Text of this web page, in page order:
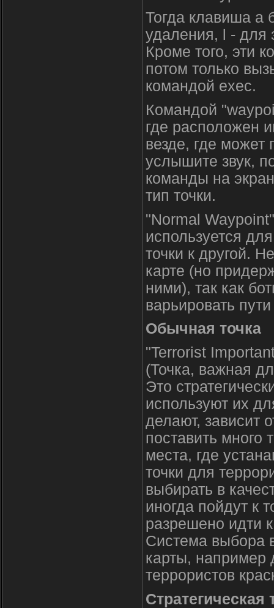
Тогда клавиша a
удаления, l - для
Кроме того, эти
потом только
командой exec.
Командой
где расположен
везде, где может
услышите звук,
команды на
тип точки.
"Normal
используется
точки к другой.
карте (но
ними), так как
варьировать
Обычная точка
"Terrorist
(Точка, важная
Это
используют их
делают, зависит
поставить много
места, где
точки для
выбирать в
иногда пойдут к
разрешено идти
Система выбора
карты, например
террористов
Стратегическая